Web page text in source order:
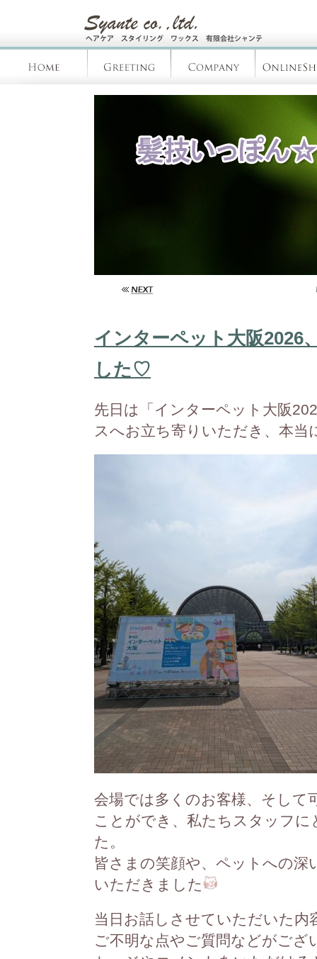
インターペット大阪2026
した♡
先日は「インターペット大阪
スへお立ち寄りいただき、本
会場では多くのお客様、そして
ことができ、私たちスタッフ
た。
皆さまの笑顔や、ペットへの深
いただきました
当日お話しさせていただいた内
ご不明な点やご質問などがご